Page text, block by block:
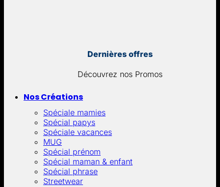
Dernières offres
Découvrez nos Promos
Nos Créations
Spéciale mamies
Spécial papys
Spéciale vacances
MUG
Spécial prénom
Spécial maman & enfant
Spécial phrase
Streetwear